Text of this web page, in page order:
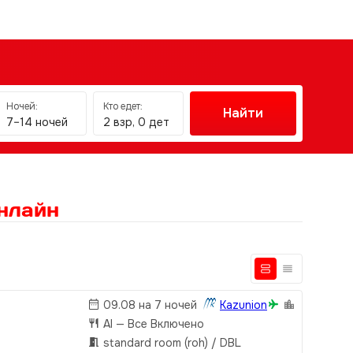
Ночей:
7–14 ночей
Кто едет:
2 взр, 0 дет
Найти
09.08 на 7 ночей
Kazunion
AI — Все Включено
standard room (roh) / DBL